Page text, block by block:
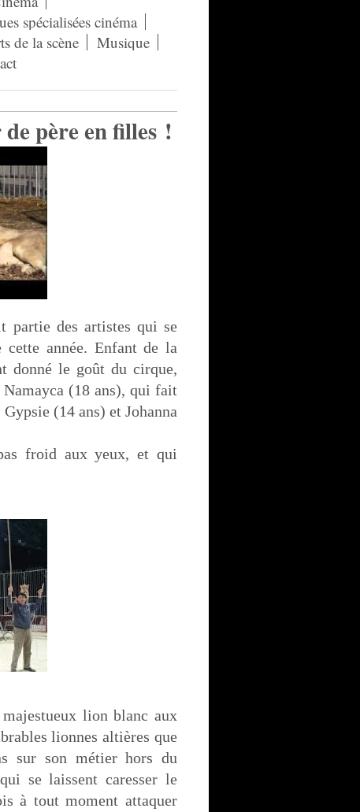
spécialisées cinéma
de la scène
Musique
père en filles !
partie des artistes qui se
année. Enfant de la
donné le goût du cirque,
(18 ans), qui fait
(14 ans) et Johanna
froid aux yeux, et qui
lion blanc aux
lionnes altières que
sur son métier hors du
se laissent caresser le
à tout moment attaquer